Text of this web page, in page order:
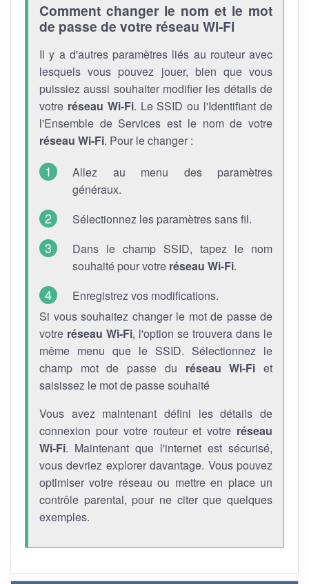
Comment changer le nom et le mot
de passe de votre réseau Wi-Fi
Il y a d'autres paramètres liés au routeur avec
lesquels vous pouvez jouer, bien que vous
puissiez aussi souhaiter modifier les détails de
votre réseau Wi-Fi. Le SSID ou l'Identifiant de
l'Ensemble de Services est le nom de votre
réseau Wi-Fi. Pour le changer :
Allez au menu des paramètres
généraux.
Sélectionnez les paramètres sans fil.
Dans le champ SSID, tapez le nom
souhaité pour votre réseau Wi-Fi.
Enregistrez vos modifications.
Si vous souhaitez changer le mot de passe de
votre réseau Wi-Fi, l'option se trouvera dans le
même menu que le SSID. Sélectionnez le
champ mot de passe du réseau Wi-Fi et
saisissez le mot de passe souhaité
Vous avez maintenant défini les détails de
connexion pour votre routeur et votre réseau
Wi-Fi. Maintenant que l'internet est sécurisé,
vous devriez explorer davantage. Vous pouvez
optimiser votre réseau ou mettre en place un
contrôle parental, pour ne citer que quelques
exemples.